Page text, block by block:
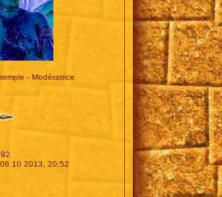
- Modératrice
06 10 2013, 20:52